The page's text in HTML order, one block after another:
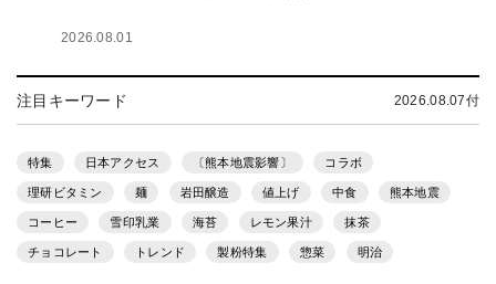
2026.08.01
注目キーワード 2026.08.07付
特集 日本アクセス 〔熊本地震影響〕 コラボ
理研ビタミン 麺 岩田醸造 値上げ 中食 熊本地震
コーヒー 雪印乳業 海苔 レモン果汁 抹茶
チョコレート トレンド 製粉特集 惣菜 明治